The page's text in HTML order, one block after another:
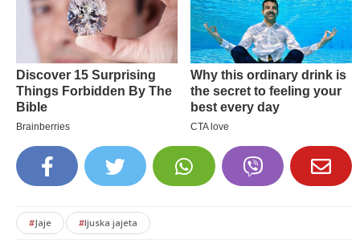
#Jaje #ljuska jajeta